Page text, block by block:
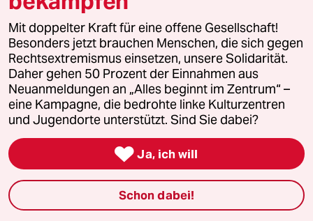
P Pi-circle
11.05.2024,17:55 Uhr
Besser ein Schrecken mit Ende, als ein
Schrecken ohne Ende.
PS: noch schneller ginge es, wenn die Hamas
bedingungslos kapituliert. Entprechende
Aufforderungen hört man von Gueterres leider
nicht - so wichtig sind die vielen Toten dann
doch wieder nicht.
S Schleicher
Mit doppelter Kraft für eine offene Gesellschaft!
Besonders jetzt brauchen Menschen, die sich gegen
Rechtsextremismus einsetzen, unsere Solidarität.
Daher gehen 50 Prozent der Einnahmen aus
Neuanmeldungen an „Alles beginnt im Zentrum“ –
eine Kampagne, die bedrohte linke Kulturzentren
und Jugendorte unterstützt. Sind Sie dabei?
 Ja, ich will
Schon dabei!